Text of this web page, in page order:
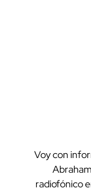
Voy con
radiofónico